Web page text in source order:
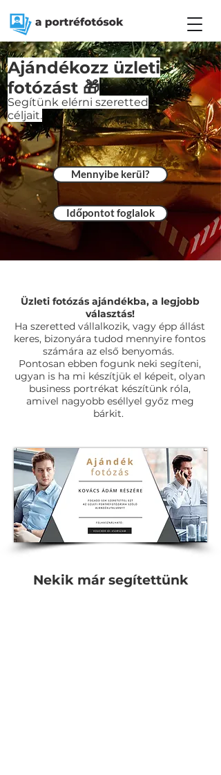
Ajándékozz üzleti
fotózást 🎁
Segítünk elérni szeretted
céljait.
Mennyibe kerül?
Időpontot foglalok
Üzleti fotózás ajándékba, a legjobb
választás!
Ha szeretted vállalkozik, vagy épp állást
keres, bizonyára tudod mennyire fontos
számára az első benyomás.
Pontosan ebben fogunk neki segíteni,
ugyan is ha mi készítjük el képeit, olyan
business portrékat készítünk róla,
amivel nagyobb eséllyel győz meg
bárkit.
Nekik már segítettünk